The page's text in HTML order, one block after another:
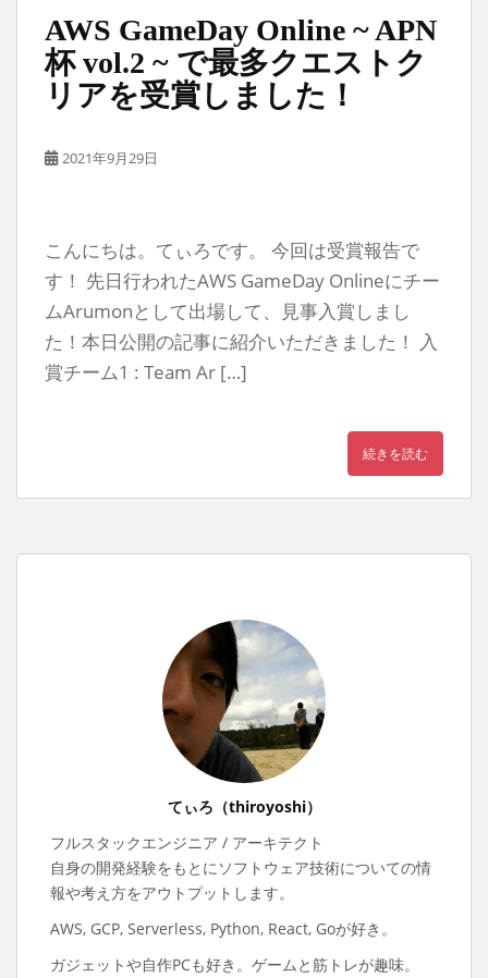
AWS GameDay Online ~ APN
杯 vol.2 ~ で最多クエストク
リアを受賞しました！
2021年9月29日
こんにちは。てぃろです。 今回は受賞報告で
す！ 先日行われたAWS GameDay Onlineにチー
ムArumonとして出場して、見事入賞しまし
た！本日公開の記事に紹介いただきました！ 入
賞チーム1 : Team Ar […]
続きを読む
てぃろ（thiroyoshi）
フルスタックエンジニア / アーキテクト
自身の開発経験をもとにソフトウェア技術についての情
報や考え方をアウトプットします。
AWS, GCP, Serverless, Python, React, Goが好き。
ガジェットや自作PCも好き。ゲームと筋トレが趣味。